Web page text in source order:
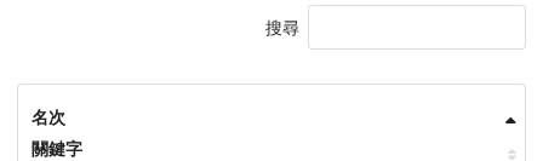
搜尋
名次
關鍵字